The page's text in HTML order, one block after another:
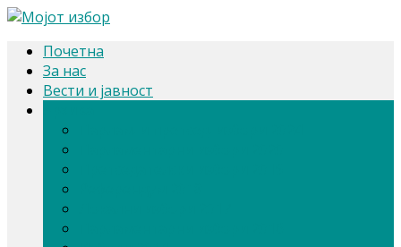
Почетна
За нас
Вести и јавност